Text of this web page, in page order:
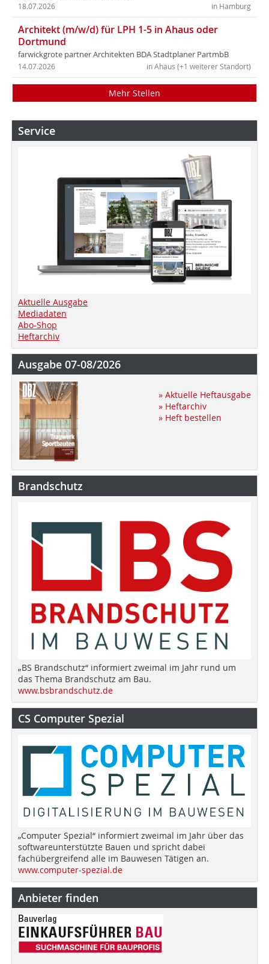
in Hamburg
18.07.2026
Architekt (m/w/d) für LPH 1-5 in Ahaus oder
Dortmund
farwickgrote partner Architekten BDA Stadtplaner PartmbB
in Ahaus (+1 weiterer Standort)
14.07.2026
Mehr Stellen
Service
Aktuelle Ausgabe
Mediadaten
Abo-Shop
Heftarchiv
Ausgabe 07-08/2026
» Aktuelle Heftausgabe
» Heftarchiv
» Heft bestellen
Brandschutz
„BS Brandschutz“ informiert zweimal im Jahr rund um
das Thema Brandschutz am Bau.
www.bsbrandschutz.de
CS Computer Spezial
„Computer Spezial“ informiert zweimal im Jahr über das
softwareunterstützte Bauen und spricht dabei
fachübergreifend alle im Bauwesen Tätigen an.
www.computer-spezial.de
Anbieter finden